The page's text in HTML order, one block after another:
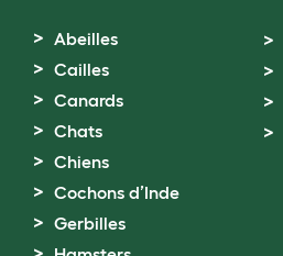
Abeilles
Cailles
Canards
Chats
Chiens
Cochons d’Inde
Gerbilles